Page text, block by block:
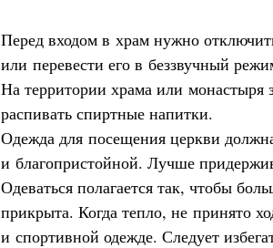
Перед входом в храм нужно
или перевести его в беззвучный
На территории храма или монастыря
распивать спиртные напитки.
Одежда для посещения церкви
и благопристойной. Лучше
Одеваться полагается так, чтобы
прикрыта. Когда тепло, не принято
и спортивной одежде. Следует